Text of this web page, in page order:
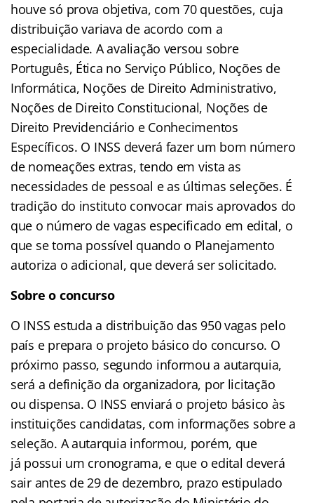
houve só prova objetiva, com 70 questões, cuja
distribuição variava de acordo com a
especialidade. A avaliação versou sobre
Português, Ética no Serviço Público, Noções de
Informática, Noções de Direito Administrativo,
Noções de Direito Constitucional, Noções de
Direito Previdenciário e Conhecimentos
Específicos. O INSS deverá fazer um bom número
de nomeações extras, tendo em vista as
necessidades de pessoal e as últimas seleções. É
tradição do instituto convocar mais aprovados do
que o número de vagas especificado em edital, o
que se torna possível quando o Planejamento
autoriza o adicional, que deverá ser solicitado.
Sobre o concurso
O INSS estuda a distribuição das 950 vagas pelo
país e prepara o projeto básico do concurso. O
próximo passo, segundo informou a autarquia,
será a definição da organizadora, por licitação
ou dispensa. O INSS enviará o projeto básico às
instituições candidatas, com informações sobre a
seleção. A autarquia informou, porém, que
já possui um cronograma, e que o edital deverá
sair antes de 29 de dezembro, prazo estipulado